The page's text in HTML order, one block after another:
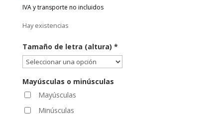
Hay existencias
Tamaño de letra (altura) *
Mayúsculas o minúsculas
Mayúsculas
Minúsculas